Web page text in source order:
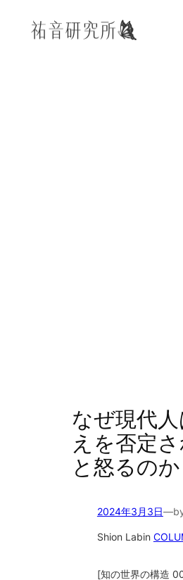
なぜ現代
えを否定
と怒るのか
2024年3月3日—
Shion Labin
[知の世界の構造